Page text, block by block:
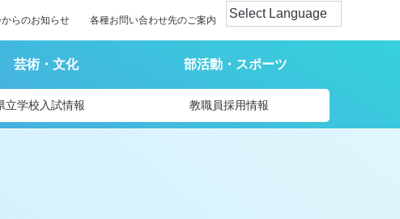
らのお知らせ 各種お問い合わせ先のご案内
芸術・文化 部活動・スポーツ
立学校入試情報 教職員採用情報